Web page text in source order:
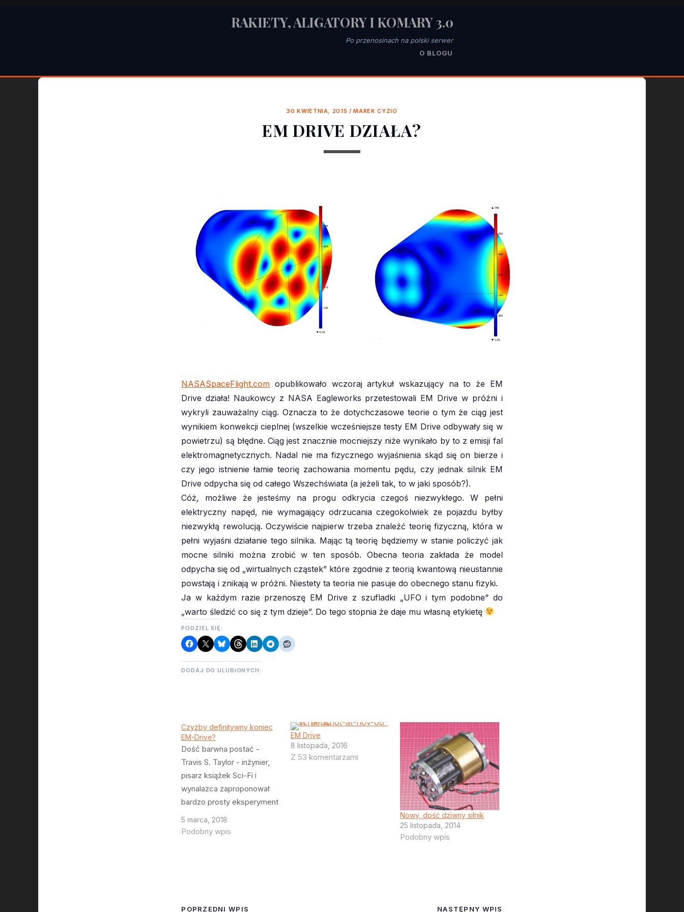
RAKIETY, ALIGATORY I KOMARY 3.0
Po przenosinach na polski serwer
O BLOGU
30 KWIETNIA, 2015 /MAREK CYZIO
EM DRIVE DZIAŁA?
NASASpaceFlight.com opublikowało wczoraj artykuł wskazujący na to że EM
Drive działa! Naukowcy z NASA Eagleworks przetestowali EM Drive w próżni i
wykryli zauważalny ciąg. Oznacza to że dotychczasowe teorie o tym że ciąg jest
wynikiem konwekcji cieplnej (wszelkie wcześniejsze testy EM Drive odbywały się w
powietrzu) są błędne. Ciąg jest znacznie mocniejszy niże wynikało by to z emisji fal
elektromagnetycznych. Nadal nie ma fizycznego wyjaśnienia skąd się on bierze i
czy jego istnienie łamie teorię zachowania momentu pędu, czy jednak silnik EM
Drive odpycha się od całego Wszechświata (a jeżeli tak, to w jaki sposób?).
Cóż, możliwe że jesteśmy na progu odkrycia czegoś niezwykłego. W pełni
elektryczny napęd, nie wymagający odrzucania czegokolwiek ze pojazdu byłby
niezwykłą rewolucją. Oczywiście najpierw trzeba znaleźć teorię fizyczną, która w
pełni wyjaśni działanie tego silnika. Mając tą teorię będziemy w stanie policzyć jak
mocne silniki można zrobić w ten sposób. Obecna teoria zakłada że model
odpycha się od „wirtualnych cząstek” które zgodnie z teorią kwantową nieustannie
powstają i znikają w próżni. Niestety ta teoria nie pasuje do obecnego stanu fizyki.
Ja w każdym razie przenoszę EM Drive z szufladki „UFO i tym podobne” do
„warto śledzić co się z tym dzieje”. Do tego stopnia że daje mu własną etykietę
PODZIEL SIĘ:
DODAJ DO ULUBIONYCH:
Czyżby definitywny koniec
EM-Drive?
Dość barwna postać -
Travis S. Taylor - inżynier,
pisarz książek Sci-Fi i
wynalazca zaproponował
bardzo prosty eksperyment
który pozwoli na
sprawdzenie czy EM-Drive
Drive to następna głupota
5 marca, 2018
Podobny wpis
EM Drive
8 listopada, 2016
Z 53 komentarzami
Nowy, dość dziwny silnik
25 listopada, 2014
Podobny wpis
POPRZEDNI WPIS
NASTĘPNY WPIS